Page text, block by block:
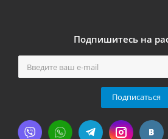
Подпишитесь на
Подписаться